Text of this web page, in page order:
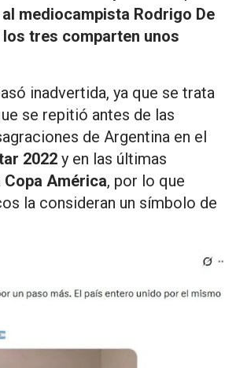
mediocampista Rodrigo De
tres comparten unos
inadvertida, ya que se trata
se repitió antes de las
de Argentina en el
2022 y en las últimas
Copa América, por lo que
la consideran un símbolo de